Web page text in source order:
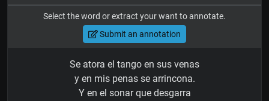
Select the word or extract your want to annotate.
Submit an annotation
Se atora el tango en sus venas
y en mis penas se arrincona.
Y en el sonar que desgarra